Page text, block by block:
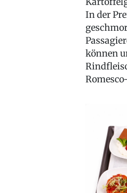
In der
können